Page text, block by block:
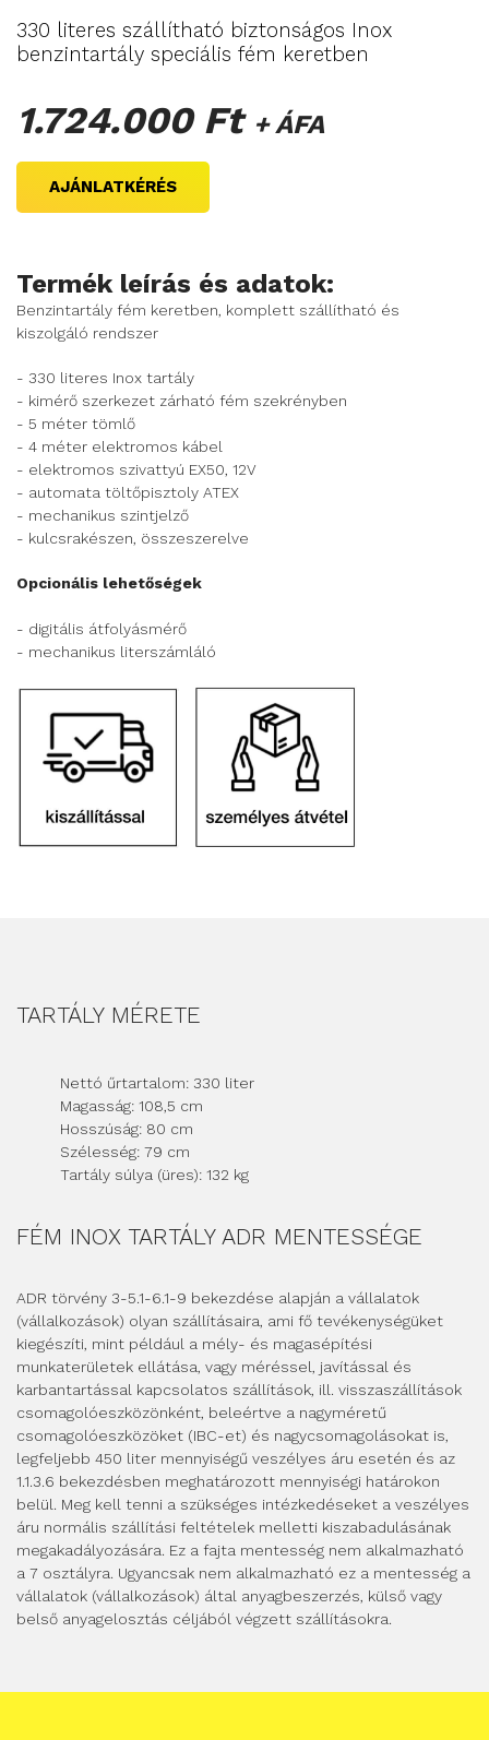
330 literes szállítható biztonságos Inox
benzintartály speciális fém keretben
1.724.000 Ft + ÁFA
AJÁNLATKÉRÉS
Termék leírás és adatok:
Benzintartály fém keretben, komplett szállítható és
kiszolgáló rendszer
- 330 literes Inox tartály
- kimérő szerkezet zárható fém szekrényben
- 5 méter tömlő
- 4 méter elektromos kábel
- elektromos szivattyú EX50, 12V
- automata töltőpisztoly ATEX
- mechanikus szintjelző
- kulcsrakészen, összeszerelve
Opcionális lehetőségek
- digitális átfolyásmérő
- mechanikus literszámláló
TARTÁLY MÉRETE
Nettó űrtartalom: 330 liter
Magasság: 108,5 cm
Hosszúság: 80 cm
Szélesség: 79 cm
Tartály súlya (üres): 132 kg
FÉM INOX TARTÁLY ADR MENTESSÉGE
ADR törvény 3-5.1-6.1-9 bekezdése alapján a vállalatok
(vállalkozások) olyan szállításaira, ami fő tevékenységüket
kiegészíti, mint például a mély- és magasépítési
munkaterületek ellátása, vagy méréssel, javítással és
karbantartással kapcsolatos szállítások, ill. visszaszállítások
csomagolóeszközönként, beleértve a nagyméretű
csomagolóeszközöket (IBC-et) és nagycsomagolásokat is,
legfeljebb 450 liter mennyiségű veszélyes áru esetén és az
1.1.3.6 bekezdésben meghatározott mennyiségi határokon
belül. Meg kell tenni a szükséges intézkedéseket a veszélyes
áru normális szállítási feltételek melletti kiszabadulásának
megakadályozására. Ez a fajta mentesség nem alkalmazható
a 7 osztályra. Ugyancsak nem alkalmazható ez a mentesség a
vállalatok (vállalkozások) által anyagbeszerzés, külső vagy
belső anyagelosztás céljából végzett szállításokra.